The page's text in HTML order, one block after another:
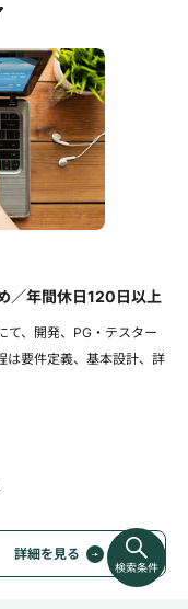
／年間休日120日以上
て、開発、PG・テスター
は要件定義、基本設計、詳
詳細を見る
検索条件